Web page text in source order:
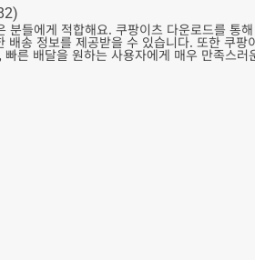
들에게 적합해요. 쿠팡이츠 다운로드를 통
송 정보를 제공받을 수 있습니다. 또한 쿠팡
른 배달을 원하는 사용자에게 매우 만족스러